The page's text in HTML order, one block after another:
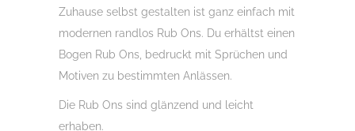
für
Glas,
Holz,
Raysin
Zuhause selbst gestalten ist ganz einfach mit
modernen randlos Rub Ons. Du erhältst einen
Bogen Rub Ons, bedruckt mit Sprüchen und
Motiven zu bestimmten Anlässen.
Die Rub Ons sind glänzend und leicht
erhaben.